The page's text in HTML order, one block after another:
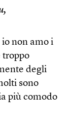
non amo i
troppo
degli
sono
più comodo